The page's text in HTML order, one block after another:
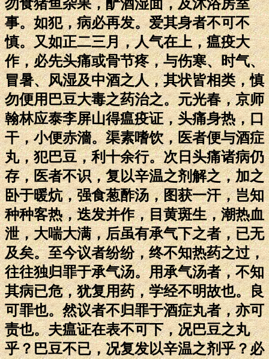
勿食猪鱼杂果，酽酒湿面，及沐浴房室
事。如犯，病必再发。爱其身者不可不
慎。又如正二三月，人气在上，瘟疫大
作，必先头痛或骨节疼，与伤寒、时气、
冒暑、风湿及中酒之人，其状皆相类，慎
勿便用巴豆大毒之药治之。元光春，京师
翰林应泰李屏山得瘟疫证，头痛身热，口
干，小便赤濇。渠素嗜饮，医者便与酒症
丸，犯巴豆，利十余行。次日头痛诸病仍
存，医者不识，复以辛温之剂解之，加之
卧于暖炕，强食葱酢汤，图获一汗，岂知
种种客热，迭发并作，目黄斑生，潮热血
泄，大喘大满，后虽有承气下之者，已无
及矣。至今议者纷纷，终不知热药之过，
往往独归罪于承气汤。用承气汤者，不知
其病已危，犹复用药，学经不明故也。良
可罪也。然议者不归罪于酒症丸者，亦可
责也。夫瘟证在表不可下，况巴豆之丸
乎？巴豆不已，况复发以辛温之剂乎？必